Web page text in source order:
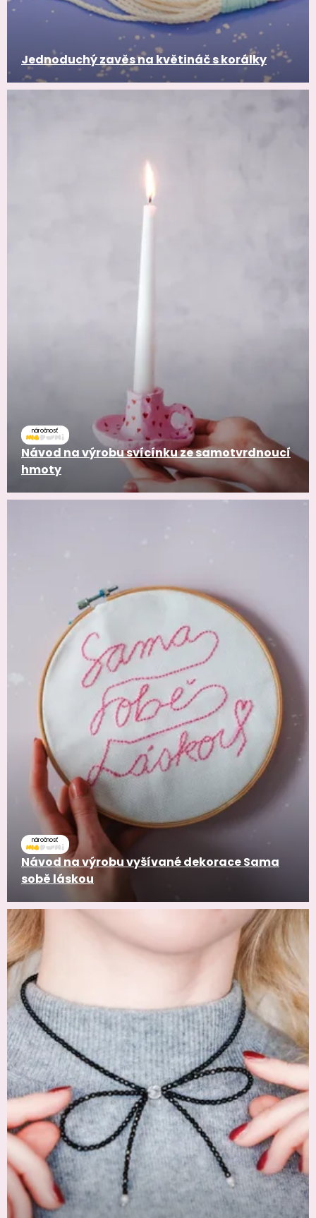
Jednoduchý zavěs na květináč s korálky
náročnosť
Návod na výrobu svícínku ze samotvrdnoucí
hmoty
náročnosť
Návod na výrobu vyšívané dekorace Sama
sobě láskou